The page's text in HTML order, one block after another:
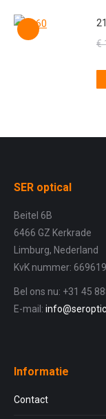
€
SER optical
Beitel 6B
6466 GZ Kerkrade
Limburg, Nederland
KvK nummer:
Bel ons nu: +31 45
E-mail:
Informatie
Contact